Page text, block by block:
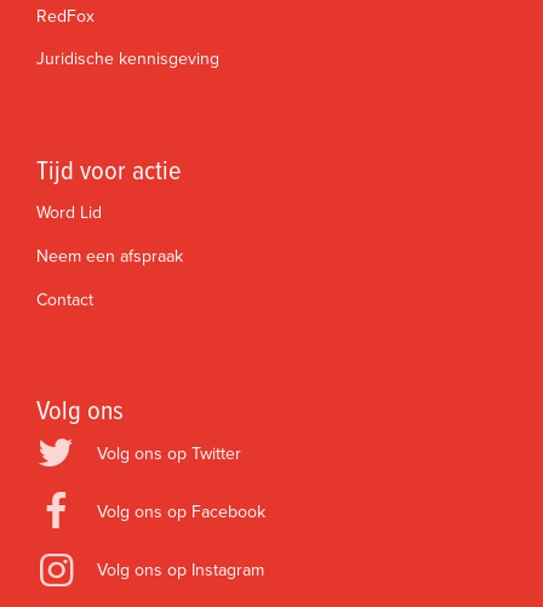
RedFox
Juridische kennisgeving
Tijd voor actie
Word Lid
Neem een afspraak
Contact
Volg ons
Volg ons op Twitter
Volg ons op Facebook
Volg ons op Instagram